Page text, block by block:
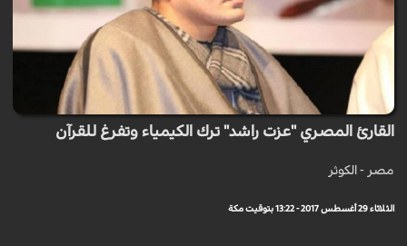
القارئ المصري "عزت راشد" ترك الكيمياء وتفرغ للقرآن
مصر - الكوثر
الثلاثاء 29 أغسطس 2017 - 13:22 بتوقيت مكة